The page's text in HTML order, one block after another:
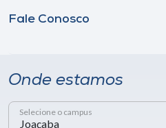
Fale Conosco
Onde estamos
Selecione o campus